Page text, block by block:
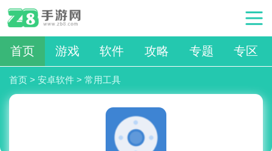
首页 游戏 软件 攻略 专题 专区
首页 > 安卓软件 > 常用工具